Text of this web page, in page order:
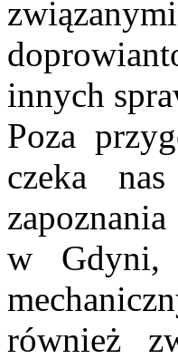
innych
Poza
czeka
w Gdyni,
również